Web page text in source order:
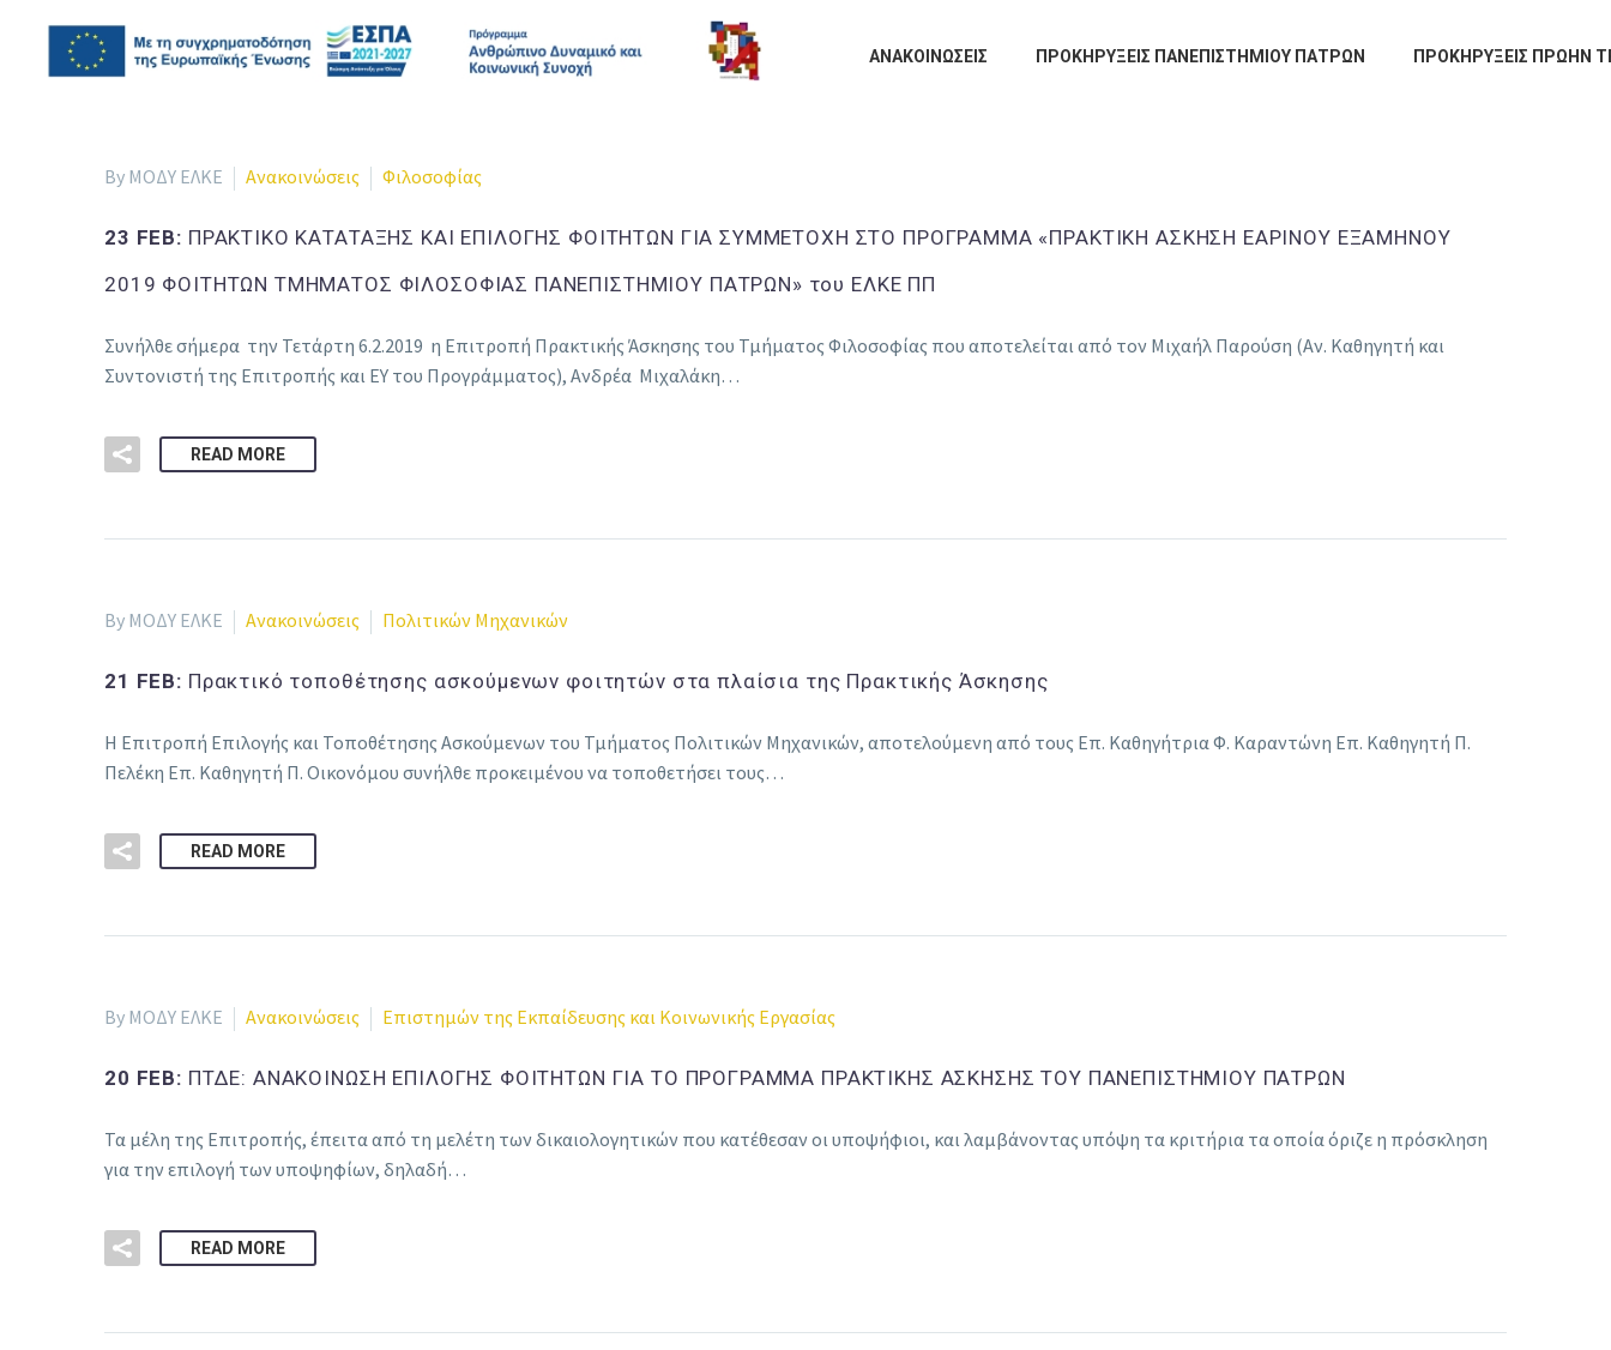
ΑΝΑΚΟΙΝΩΣΕΙΣ ΠΡΟΚΗΡΥΞΕΙΣ ΠΑΝΕΠΙΣΤΗΜΙΟΥ ΠΑΤΡΩΝ ΠΡΟΚΗΡΥΞΕΙΣ ΠΡΩΗΝ
By ΜΟΔΥ ΕΛΚΕ Ανακοινώσεις Φιλοσοφίας
23 FEB: ΠΡΑΚΤΙΚΟ ΚΑΤΑΤΑΞΗΣ ΚΑΙ ΕΠΙΛΟΓΗΣ ΦΟΙΤΗΤΩΝ ΓΙΑ ΣΥΜΜΕΤΟΧΗ ΣΤΟ ΠΡΟΓΡΑΜΜΑ «ΠΡΑΚΤΙΚΗ ΑΣΚΗΣΗ ΕΑΡΙΝΟΥ ΕΞΑΜΗΝΟΥ
2019 ΦΟΙΤΗΤΩΝ ΤΜΗΜΑΤΟΣ ΦΙΛΟΣΟΦΙΑΣ ΠΑΝΕΠΙΣΤΗΜΙΟΥ ΠΑΤΡΩΝ» του ΕΛΚΕ ΠΠ
Συνήλθε σήμερα την Τετάρτη 6.2.2019 η Επιτροπή Πρακτικής Άσκησης του Τμήματος Φιλοσοφίας που αποτελείται από τον Μιχαήλ Παρούση (Αν. Καθηγητή και
Συντονιστή της Επιτροπής και ΕΥ του Προγράμματος), Ανδρέα Μιχαλάκη…
READ MORE
By ΜΟΔΥ ΕΛΚΕ Ανακοινώσεις Πολιτικών Μηχανικών
21 FEB: Πρακτικό τοποθέτησης ασκούμενων φοιτητών στα πλαίσια της Πρακτικής Άσκησης
Η Επιτροπή Επιλογής και Τοποθέτησης Ασκούμενων του Τμήματος Πολιτικών Μηχανικών, αποτελούμενη από τους Επ. Καθηγήτρια Φ. Καραντώνη Επ. Καθηγητή Π.
Πελέκη Επ. Καθηγητή Π. Οικονόμου συνήλθε προκειμένου να τοποθετήσει τους…
READ MORE
By ΜΟΔΥ ΕΛΚΕ Ανακοινώσεις Επιστημών της Εκπαίδευσης και Κοινωνικής Εργασίας
20 FEB: ΠΤΔΕ: ΑΝΑΚΟΙΝΩΣΗ ΕΠΙΛΟΓΗΣ ΦΟΙΤΗΤΩΝ ΓΙΑ ΤΟ ΠΡΟΓΡΑΜΜΑ ΠΡΑΚΤΙΚΗΣ ΑΣΚΗΣΗΣ ΤΟΥ ΠΑΝΕΠΙΣΤΗΜΙΟΥ ΠΑΤΡΩΝ
Τα μέλη της Επιτροπής, έπειτα από τη μελέτη των δικαιολογητικών που κατέθεσαν οι υποψήφιοι, και λαμβάνοντας υπόψη τα κριτήρια τα οποία όριζε η πρόσκληση
για την επιλογή των υποψηφίων, δηλαδή…
READ MORE